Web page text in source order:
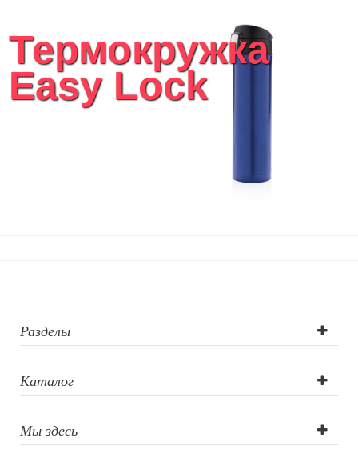
Термокружка
Easy Lock
Разделы
Каталог
Мы здесь